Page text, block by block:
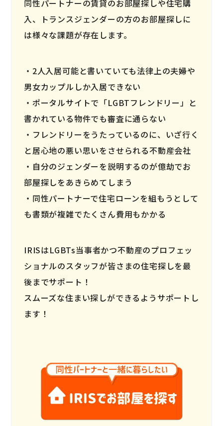
同性パートナーの賃貸のお部屋探しや住宅購
入、トランスジェンダーの方のお部屋探しに
は様々な課題が存在します。
2人入居可能と書いていても法律上の夫婦や
男女カップルしか入居できない
ポータルサイトで「LGBTフレンドリー」と
書かれている物件でも審査に通らない
フレンドリーをうたっているのに、いざ行く
と居心地の悪い思いをさせられる不動産会社
自分のジェンダーを説明するのが億劫でお
部屋探しをあきらめてしまう
同性パートナーで住宅ローンを組もうとして
も書類が複雑でたくさん費用もかかる
IRISはLGBTs当事者かつ不動産のプロフェッ
ショナルのスタッフが皆さまの住宅探しを最
後までサポート！
スムーズな住まい探しができるようサポートし
ます！